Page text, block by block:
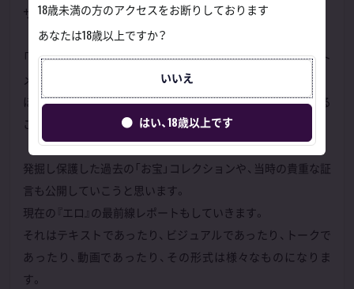
18歳未満の方のアクセスをお断りしております
あなたは18歳以上ですか？
いいえ
はい、18歳以上です
サロンではなく、個人ショップですね。
「安田理央文化センター」で発信されるコンテンツは、アダルト
メディアの過去と現在。
ほとんどまともに保存されることもなく、体系づけて語られる
こともない『エロ』の歴史をまとめるのが私の仕事です。
発掘し保護した過去の「お宝」コレクションや、当時の貴重な証
言も公開していこうと思います。
現在の『エロ』の最前線レポートもしていきます。
それはテキストであったり、ビジュアルであったり、トークで
あったり、動画であったり、その形式は様々なものになりま
す。